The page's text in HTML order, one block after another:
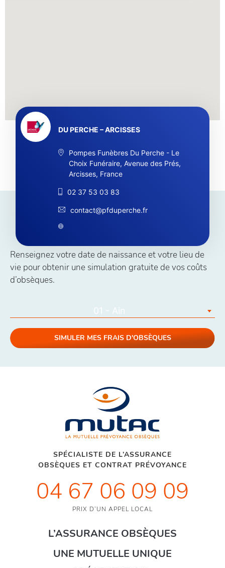
DU PERCHE – ARCISSES
Pompes Funèbres Du Perche - Le
Choix Funéraire, Avenue des Prés,
Arcisses, France
02 37 53 03 83
contact@pfduperche.fr
Simuler vos coûts obsèques
Renseignez votre date de naissance et votre lieu de
vie pour obtenir une simulation gratuite de vos coûts
d’obsèques.
01 - Ain
SIMULER MES FRAIS D'OBSÈQUES
SPÉCIALISTE DE L’ASSURANCE
OBSÈQUES ET CONTRAT PRÉVOYANCE
04 67 06 09 09
PRIX D’UN APPEL LOCAL
L’ASSURANCE OBSÈQUES
UNE MUTUELLE UNIQUE